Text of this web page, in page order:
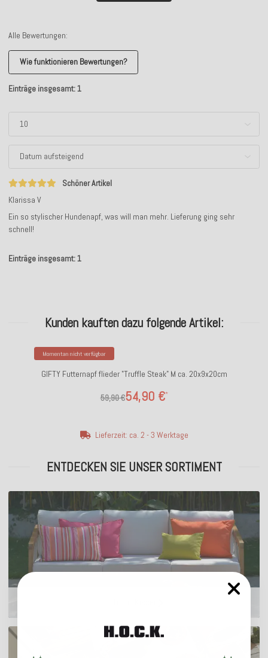
Alle Bewertungen:
Wie funktionieren Bewertungen?
Einträge insgesamt: 1
Schöner Artikel
Klarissa V
Ein so stylischer Hundenapf, was will man mehr. Lieferung ging sehr
schnell!
Einträge insgesamt: 1
Kunden kauften dazu folgende Artikel:
Momentan nicht verfügbar
GIFTY Futternapf flieder "Truffle Steak" M ca. 20x9x20cm
54,90 €*
59,90 €
Lieferzeit: ca. 2 - 3 Werktage
ENTDECKEN SIE UNSER SORTIMENT